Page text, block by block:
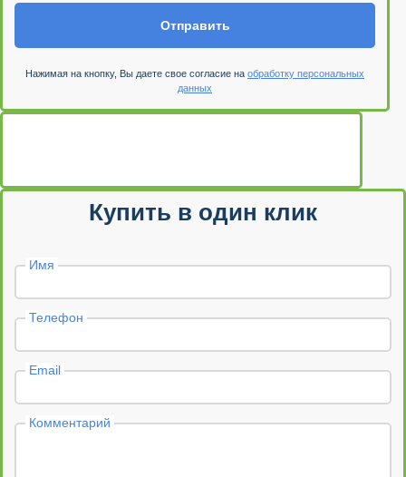
Отправить
Нажимая на кнопку, Вы даете свое согласие на обработку персональных
данных
Купить в один клик
Имя
Телефон
Email
Комментарий